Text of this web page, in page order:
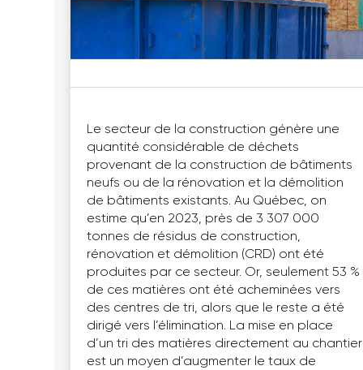
Le secteur de la construction génère une
quantité considérable de déchets
provenant de la construction de bâtiments
neufs ou de la rénovation et la démolition
de bâtiments existants. Au Québec, on
estime qu’en 2023, près de 3 307 000
tonnes de résidus de construction,
rénovation et démolition (CRD) ont été
produites par ce secteur. Or, seulement 53 %
de ces matières ont été acheminées vers
des centres de tri, alors que le reste a été
dirigé vers l’élimination. La mise en place
d’un tri des matières directement au chantier
est un moyen d’augmenter le taux de